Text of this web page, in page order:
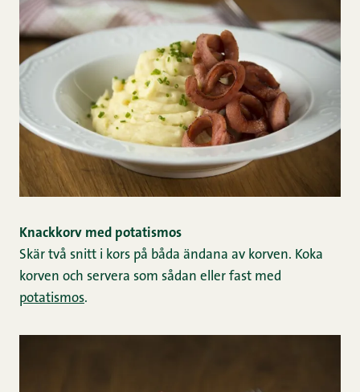
Knackkorv med potatismos
Skär två snitt i kors på båda ändana av korven. Koka
korven och servera som sådan eller fast med
potatismos.